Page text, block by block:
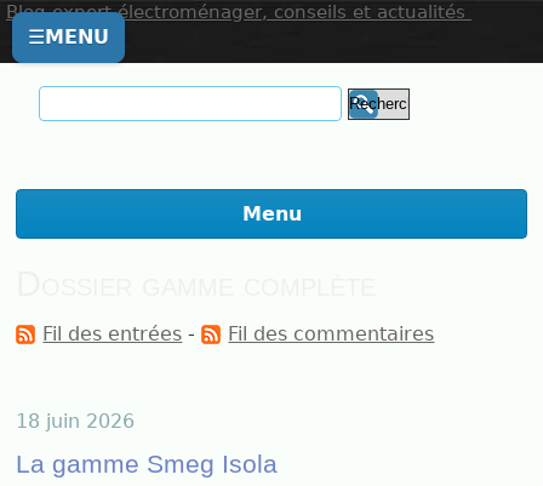
Blog expert électroménager, conseils et actualités
☰MENU
Menu
Fil des entrées - Fil des commentaires
18 juin 2026
La gamme Smeg Isola